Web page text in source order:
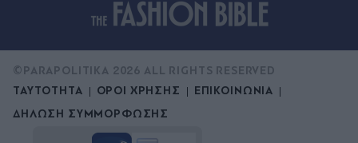
ΤΑΥΤΟΤΗΤΑ ΟΡΟΙ ΧΡΗΣΗΣ
ΕΠΙΚΟΙΝΩΝΙΑ
ΔΗΛΩΣΗ ΣΥΜΜΟΡΦΩΣΗΣ
©PARAPOLITIKA 2026 ALL RIGHTS RESERVED